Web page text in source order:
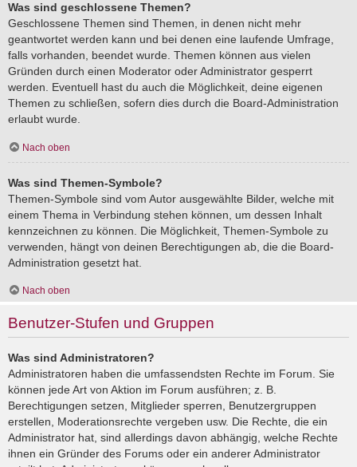
Was sind geschlossene Themen?
Geschlossene Themen sind Themen, in denen nicht mehr
geantwortet werden kann und bei denen eine laufende Umfrage,
falls vorhanden, beendet wurde. Themen können aus vielen
Gründen durch einen Moderator oder Administrator gesperrt
werden. Eventuell hast du auch die Möglichkeit, deine eigenen
Themen zu schließen, sofern dies durch die Board-Administration
erlaubt wurde.
Nach oben
Was sind Themen-Symbole?
Themen-Symbole sind vom Autor ausgewählte Bilder, welche mit
einem Thema in Verbindung stehen können, um dessen Inhalt
kennzeichnen zu können. Die Möglichkeit, Themen-Symbole zu
verwenden, hängt von deinen Berechtigungen ab, die die Board-
Administration gesetzt hat.
Nach oben
Benutzer-Stufen und Gruppen
Was sind Administratoren?
Administratoren haben die umfassendsten Rechte im Forum. Sie
können jede Art von Aktion im Forum ausführen; z. B.
Berechtigungen setzen, Mitglieder sperren, Benutzergruppen
erstellen, Moderationsrechte vergeben usw. Die Rechte, die ein
Administrator hat, sind allerdings davon abhängig, welche Rechte
ihnen ein Gründer des Forums oder ein anderer Administrator